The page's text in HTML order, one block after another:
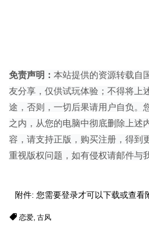
免责声明： 本站提供的资源转载自
友分享，仅供试玩体验；不得将上
途，否则，一切后果请用户自负。
之内，从您的电脑中彻底删除上述
容，请支持正版，购买注册，得到
重视版权问题，如有侵权请邮件与
附件: 您需要登录才可以下载或查看
恋爱,古风